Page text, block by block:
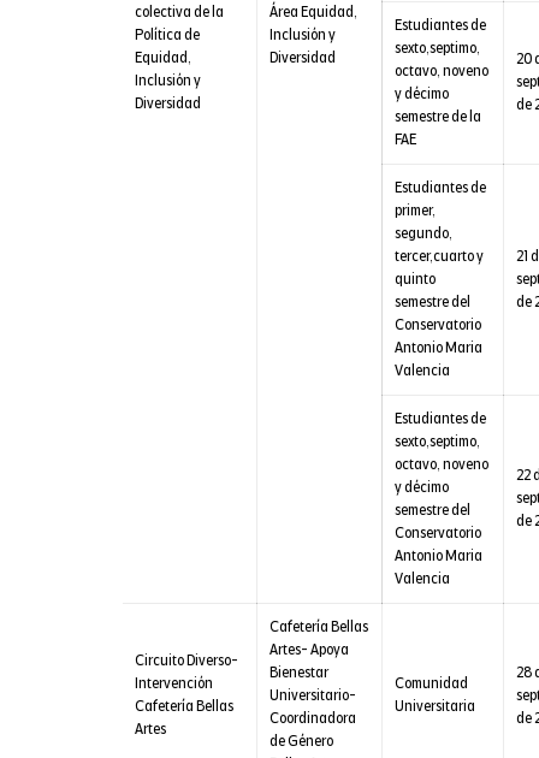
colectiva de la
Política de
Equidad,
Inclusión y
Diversidad
Área Equidad,
Inclusión y
Diversidad
Estudiantes de
sexto,septimo,
octavo, noveno
y décimo
semestre de la
FAE
20
de
Estudiantes de
primer,
segundo,
tercer,cuarto y
quinto
semestre del
Conservatorio
Antonio Maria
Valencia
21
de
Estudiantes de
sexto,septimo,
octavo, noveno
y décimo
semestre del
Conservatorio
Antonio Maria
Valencia
22
de
Circuito Diverso-
Intervención
Cafetería Bellas
Artes
Cafetería Bellas
Artes- Apoya
Bienestar
Universitario-
Coordinadora
de Género
Comunidad
Universitaria
28
de